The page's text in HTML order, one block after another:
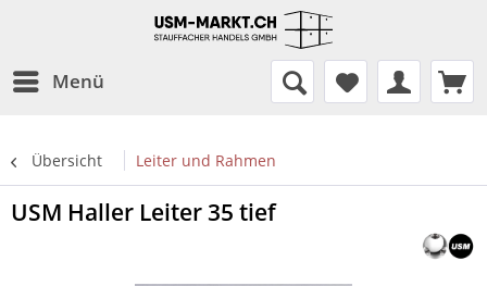
Menü
Übersicht Leiter und Rahmen
USM Haller Leiter 35 tief